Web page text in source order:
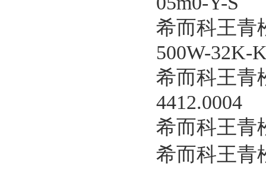
希而科王
500W-32K-
希而科王
4412.0004
希而科王
希而科王